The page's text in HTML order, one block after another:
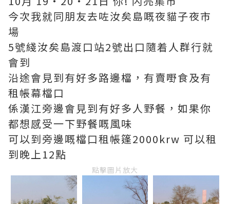
今次我就同朋友去咗汝矣島嘅夜貓子夜市
場
5號綫汝矣島渡口站2號出口隨着人群行就
會到
沿途會見到有好多路邊檔，有賣嘢食及有
租帳幕檔口
係漢江旁邊會見到有好多人野餐，如果你
都想感受一下野餐嘅風味
可以到旁邊嘅檔口租帳篷2000krw 可以租
到晚上12點
點擊圖片放大